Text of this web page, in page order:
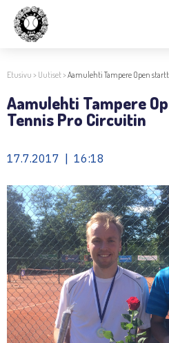
Etusivu > Uutiset>Aamulehti Tampere Open
Aamulehti Tampere
Tennis Pro Circuitin
17.7.2017 | 16:18